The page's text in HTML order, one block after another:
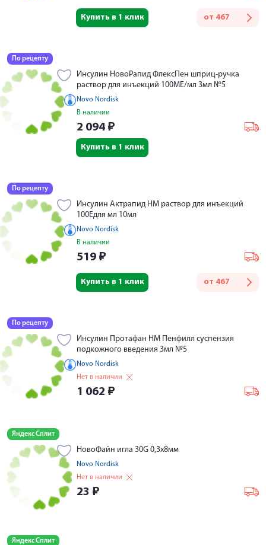
от 467
Купить в 1 клик
По рецепту
Инсулин НовоРапид ФлексПен шприц-ручка
раствор для инъекций 100МЕ/мл 3мл №5
Novo Nordisk
В наличии
2 094 ₽
Купить в 1 клик
По рецепту
Инсулин Актрапид НМ раствор для инъекций
100Едля мл 10мл
Novo Nordisk
В наличии
519 ₽
от 467
Купить в 1 клик
По рецепту
Инсулин Протафан НМ Пенфилл суспензия
подкожного введения 3мл №5
Novo Nordisk
Нет в наличии
1 062 ₽
Яндекс Сплит
НовоФайн игла 30G 0,3х8мм
Novo Nordisk
Нет в наличии
23 ₽
Яндекс Сплит